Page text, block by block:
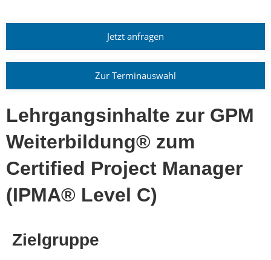
Jetzt anfragen
Zur Terminauswahl
Lehrgangsinhalte zur GPM
Weiterbildung® zum
Certified Project Manager
(IPMA® Level C)
Zielgruppe